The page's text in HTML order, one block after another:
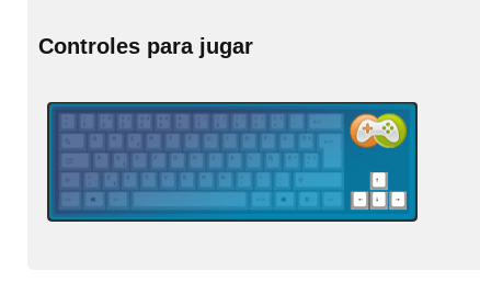
Controles para jugar